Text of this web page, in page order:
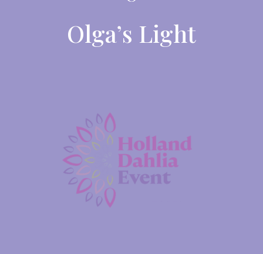
Olga’s Light